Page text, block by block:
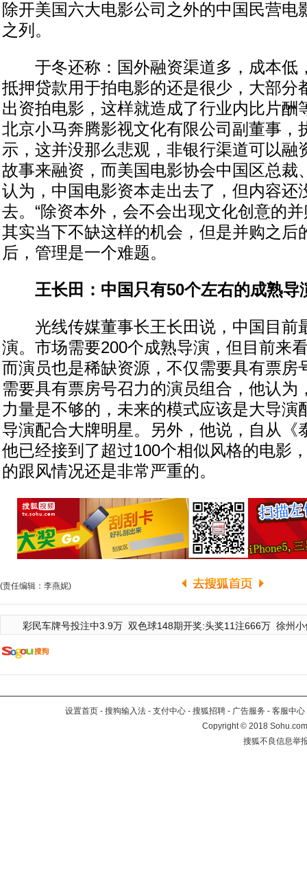
除开美国六大电影公司之外的中国民营电
之列。
于冬还称：国外融资渠道多，成本低
抵押贷款用于拍电影的还是很少，大部分
出资拍电影，这样就造成了行业内比片酬
北京小马奔腾影视文化有限公司副董事，
示，这并没那么悲观，非银行渠道可以融
故事来融资，而美国电影协会中国区总裁
认为，中国电影资本走出去了，但内容还
去。“除资本外，会不会出现文化创意的
其实当下不缺这样的机会，但是并购之后
后，管理是一个难题。
王长田：中国只有50个左右的成熟导
光线传媒董事长王长田说，中国目前
演。市场需要200个成熟导演，但目前来
而演员也是稀缺资源，不仅需要具有票房
需要具有票房号召力的演员组合，他认为
力量是不够的，未来的模式应该是大导演
导演配合大牌明星。另外，他说，自从《
他已经接到了超过100个相似风格的电影
的跟风情况还是非常严重的。
(责任编辑：李燕妮)
彩民车牌号投注中3.9万 双色球148期开奖:头奖11注666万 徐州
设置首页 - 搜狗输入法 - 支付中心 - 搜狐招聘 - 广告服务 - 客服中心
Copyright©2018
搜狐不良信息举